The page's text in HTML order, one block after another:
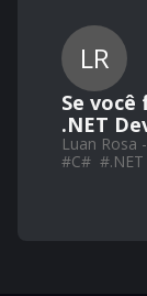
LR
Se você
.NET
Luan Rosa
#C# #.NET